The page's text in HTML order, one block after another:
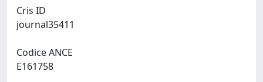
Cris ID
Codice ANCE